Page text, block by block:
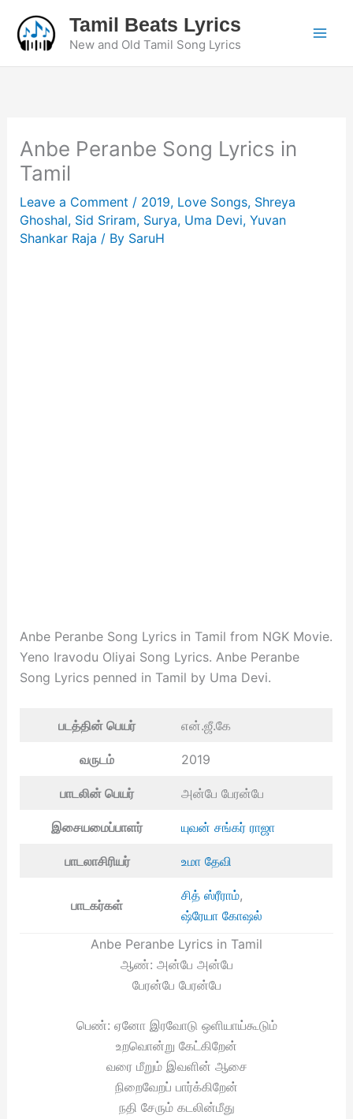
content
Tamil Beats Lyrics
New and Old Tamil Song Lyrics
Anbe Peranbe Song Lyrics in
Tamil
Leave a Comment / 2019, Love Songs, Shreya
Ghoshal, Sid Sriram, Surya, Uma Devi, Yuvan
Shankar Raja / By SaruH
Anbe Peranbe Song Lyrics in Tamil from NGK Movie.
Yeno Iravodu Oliyai Song Lyrics. Anbe Peranbe
Song Lyrics penned in Tamil by Uma Devi.
படத்தின் பெயர் என்.ஜீ.கே
வருடம் 2019
பாடலின் பெயர் அன்பே பேரன்பே
இசையமைப்பாளர் யுவன் சங்கர் ராஜா
பாடலாசிரியர் உமா தேவி
பாடகர்கள்
சித் ஸ்ரீராம்,
ஷ்ரேயா கோஷல்
Anbe Peranbe Lyrics in Tamil
ஆண்: அன்பே அன்பே
பேரன்பே பேரன்பே
பெண்: ஏனோ இரவோடு ஒளியாய்கூடும்
உறவொன்று கேட்கிறேன்
வரை மீறும் இவளின் ஆசை
நிறைவேறப் பார்க்கிறேன்
நதி சேரும் கடலின்மீது